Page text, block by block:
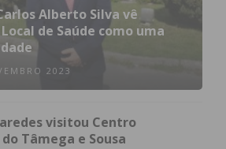
Alberto Silva vê
de Saúde como uma
2023
visitou Centro
Tâmega e Sousa